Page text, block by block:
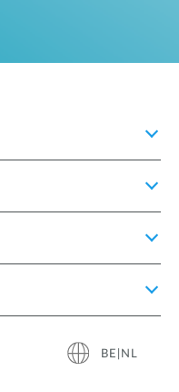
BE|NL